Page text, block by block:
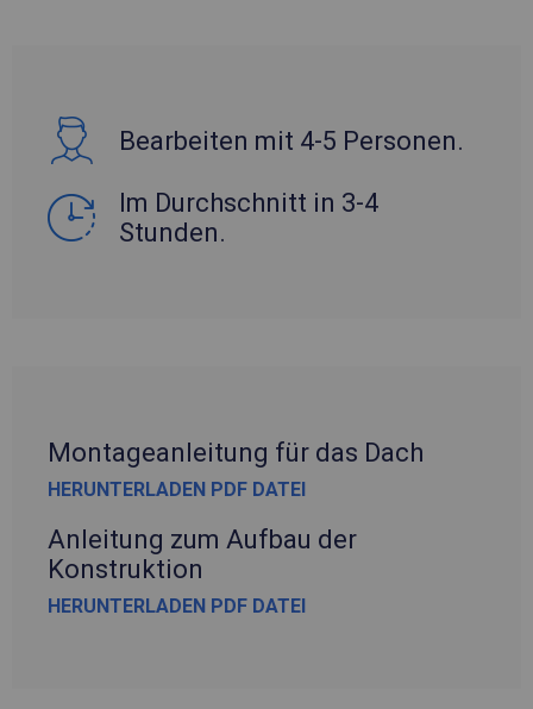
Bearbeiten mit 4-5 Personen.
Im Durchschnitt in 3-4
Stunden.
Montageanleitung für das Dach
HERUNTERLADEN PDF DATEI
Anleitung zum Aufbau der
Konstruktion
HERUNTERLADEN PDF DATEI